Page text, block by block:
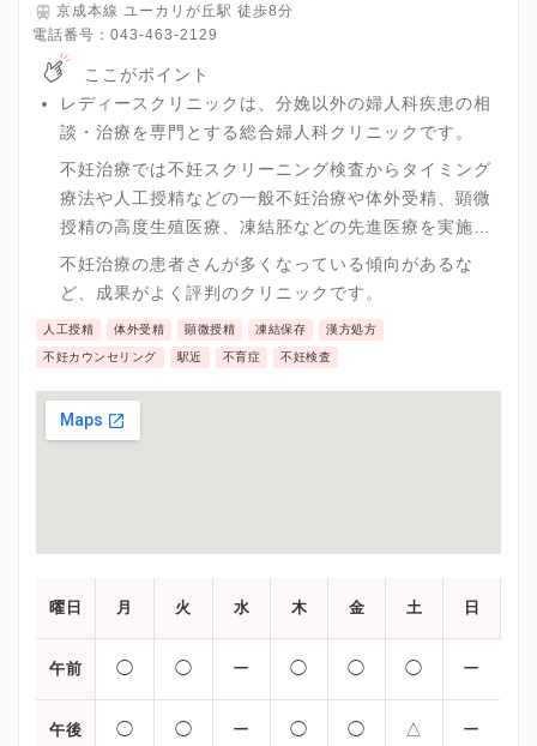
京成本線 ユーカリが丘駅 徒歩8分
電話番号： 043-463-2129
ここがポイント
レディースクリニックは、分娩以外の婦人科疾患の相
談・治療を専門とする総合婦人科クリニックです。
不妊治療では不妊スクリーニング検査からタイミング
療法や人工授精などの一般不妊治療や体外受精、顕微
授精の高度生殖医療、凍結胚などの先進医療を実施し
ています。
不妊治療の患者さんが多くなっている傾向があるな
ど、成果がよく評判のクリニックです。
人工授精 体外受精 顕微授精 凍結保存 漢方処方
不妊カウンセリング 駅近 不育症 不妊検査
曜日 月 火 水 木 金 土 日
午前 ◯ ◯ ー ◯ ◯ ◯ ー
午後 ◯ ◯ ー ◯ ◯ △ ー